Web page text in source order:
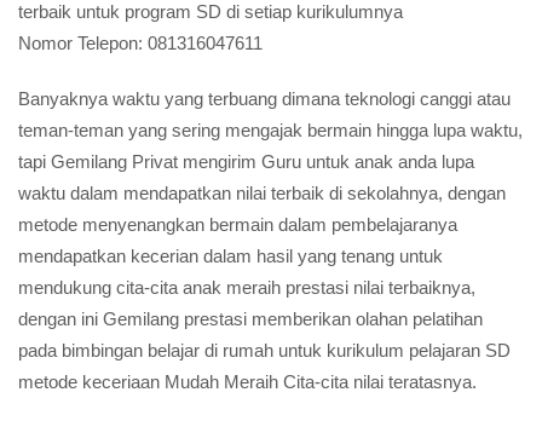
terbaik untuk program SD di setiap kurikulumnya
Nomor Telepon: 081316047611
Banyaknya waktu yang terbuang dimana teknologi canggi atau
teman-teman yang sering mengajak bermain hingga lupa waktu,
tapi Gemilang Privat mengirim Guru untuk anak anda lupa
waktu dalam mendapatkan nilai terbaik di sekolahnya, dengan
metode menyenangkan bermain dalam pembelajaranya
mendapatkan kecerian dalam hasil yang tenang untuk
mendukung cita-cita anak meraih prestasi nilai terbaiknya,
dengan ini Gemilang prestasi memberikan olahan pelatihan
pada bimbingan belajar di rumah untuk kurikulum pelajaran SD
metode keceriaan Mudah Meraih Cita-cita nilai teratasnya.